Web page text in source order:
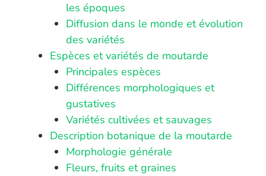
les époques
Diffusion dans le monde et évolution
des variétés
Espèces et variétés de moutarde
Principales espèces
Différences morphologiques et
gustatives
Variétés cultivées et sauvages
Description botanique de la moutarde
Morphologie générale
Fleurs, fruits et graines